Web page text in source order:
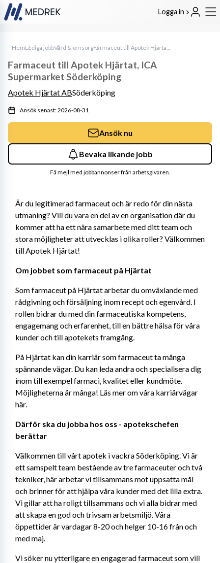
Logga in
HemLediga jobbVård & omsorg Farmaceut till Apotek Hjärtat, ICA Supermarket Söderköping
Är du legitimerad farmaceut och är redo för din nästa
utmaning? Vill du vara en del av en organisation där du
kommer att ha ett nära samarbete med ditt team och
stora möjligheter att utvecklas i olika roller? Välkommen
till Apotek Hjärtat!
Om jobbet som farmaceut på Hjärtat
Som farmaceut på Hjärtat arbetar du omväxlande med
rådgivning och försäljning inom recept och egenvård. I
rollen bidrar du med din farmaceutiska kompetens,
engagemang och erfarenhet, till en bättre hälsa för våra
kunder och till apotekets framgång.
På Hjärtat kan din karriär som farmaceut ta många
spännande vägar. Du kan leda andra och specialisera dig
inom till exempel farmaci, kvalitet eller kundmöte.
Möjligheterna är många! Läs mer om våra karriärvägar
här.
Därför ska du jobba hos oss - apotekschefen
berättar
Välkommen till vårt apotek i vackra Söderköping. Vi är
ett samspelt team bestående av tre farmaceuter och två
tekniker, här arbetar vi tillsammans mot uppsatta mål
och brinner för att hjälpa våra kunder med det lilla extra.
Vi gillar att ha roligt tillsammans och vi alla bidrar med
att skapa en god och trivsam arbetsmiljö. Våra
öppettider är vardagar 8-20 och helger 10-16 från och
med maj.
Vi söker nu ytterligare en engagerad farmaceut som vill
Farmaceut till Apotek Hjärtat, ICA
Supermarket Söderköping
Apotek Hjärtat ABSöderköping
Ansök senast: 2026-08-31
Ansök nu
Bevaka likande jobb
Få mejl med jobbannonser från arbetsgivaren.